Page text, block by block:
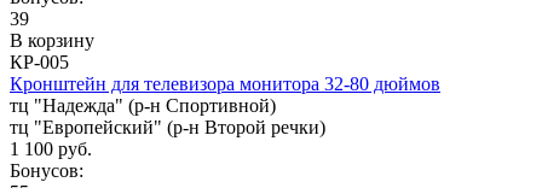
39
В корзину
КР-005
Кронштейн для телевизора монитора 32-80 дюймов
тц "Надежда" (р-н Спортивной)
тц "Европейский" (р-н Второй речки)
1 100 руб.
Бонусов: